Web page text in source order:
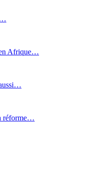
Afrique…
réforme…